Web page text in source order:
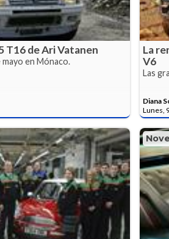
T16 de Ari Vatanen
en Mónaco.
La
V6
Las
Diana
Lunes,